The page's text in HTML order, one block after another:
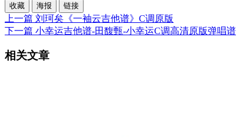
收藏 海报 链接
上一篇 刘珂矣《一袖云吉他谱》C调原版
下一篇 小幸运吉他谱-田馥甄-小幸运C调高清原版弹唱谱
相关文章